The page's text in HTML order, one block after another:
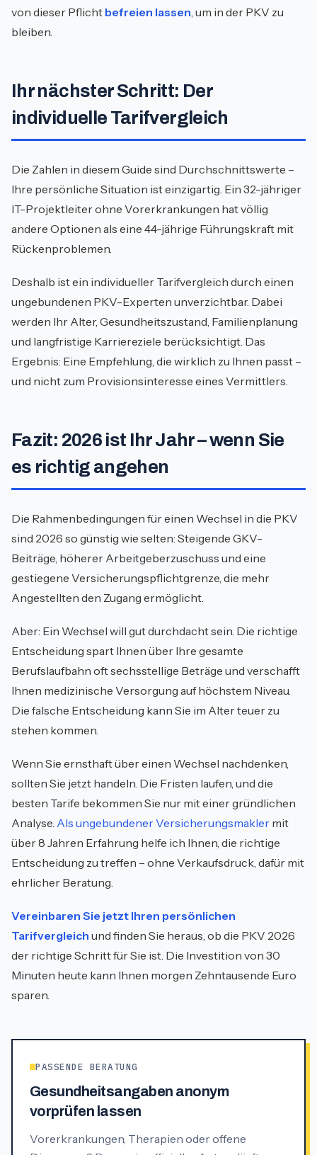
von dieser Pflicht befreien lassen , um in der PKV zu
bleiben.
Ihr nächster Schritt: Der
individuelle Tarifvergleich
Die Zahlen in diesem Guide sind Durchschnittswerte –
Ihre persönliche Situation ist einzigartig. Ein 32-jähriger
IT-Projektleiter ohne Vorerkrankungen hat völlig
andere Optionen als eine 44-jährige Führungskraft mit
Rückenproblemen.
Deshalb ist ein individueller Tarifvergleich durch einen
ungebundenen PKV-Experten unverzichtbar. Dabei
werden Ihr Alter, Gesundheitszustand, Familienplanung
und langfristige Karriereziele berücksichtigt. Das
Ergebnis: Eine Empfehlung, die wirklich zu Ihnen passt –
und nicht zum Provisionsinteresse eines Vermittlers.
Fazit: 2026 ist Ihr Jahr – wenn Sie
es richtig angehen
Die Rahmenbedingungen für einen Wechsel in die PKV
sind 2026 so günstig wie selten: Steigende GKV-
Beiträge, höherer Arbeitgeberzuschuss und eine
gestiegene Versicherungspflichtgrenze, die mehr
Angestellten den Zugang ermöglicht.
Aber: Ein Wechsel will gut durchdacht sein. Die richtige
Entscheidung spart Ihnen über Ihre gesamte
Berufslaufbahn oft sechsstellige Beträge und verschafft
Ihnen medizinische Versorgung auf höchstem Niveau.
Die falsche Entscheidung kann Sie im Alter teuer zu
stehen kommen.
Wenn Sie ernsthaft über einen Wechsel nachdenken,
sollten Sie jetzt handeln. Die Fristen laufen, und die
besten Tarife bekommen Sie nur mit einer gründlichen
Analyse. Als ungebundener Versicherungsmakler mit
über 8 Jahren Erfahrung helfe ich Ihnen, die richtige
Entscheidung zu treffen – ohne Verkaufsdruck, dafür mit
ehrlicher Beratung.
Vereinbaren Sie jetzt Ihren persönlichen
Tarifvergleich und finden Sie heraus, ob die PKV 2026
der richtige Schritt für Sie ist. Die Investition von 30
Minuten heute kann Ihnen morgen Zehntausende Euro
sparen.
PASSENDE BERATUNG
Gesundheitsangaben anonym
vorprüfen lassen
Vorerkrankungen, Therapien oder offene